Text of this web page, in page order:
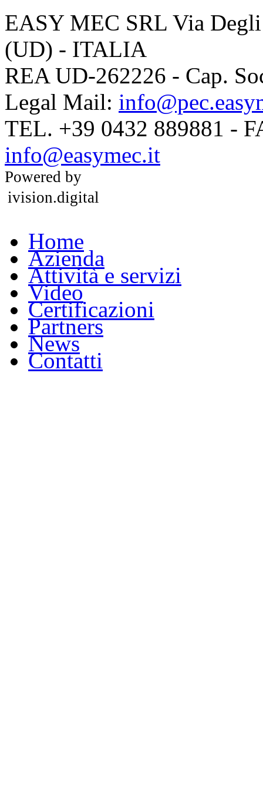
EASY MEC SRL Via
(UD) - ITALIA
REA UD-262226 - Cap.
Legal Mail:
TEL. +39 0432 889881 -
info@easymec.it
Powered by
ivision.digital
Home
Azienda
Attività e servizi
Video
Certificazioni
Partners
News
Contatti